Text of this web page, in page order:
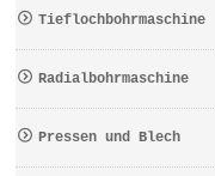
Tieflochbohrmaschine
Radialbohrmaschine
Pressen und Blech